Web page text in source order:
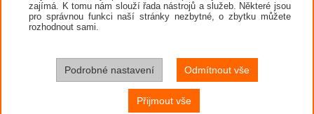
zajímá. K tomu nám slouží řada nástrojů a služeb. Některé jsou
pro správnou funkci naší stránky nezbytné, o zbytku můžete
rozhodnout sami.
Podrobné nastavení Odmítnout vše
Přijmout vše